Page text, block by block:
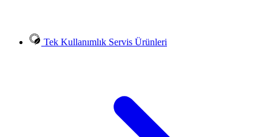
Tek Kullanımlık Servis Ürünleri